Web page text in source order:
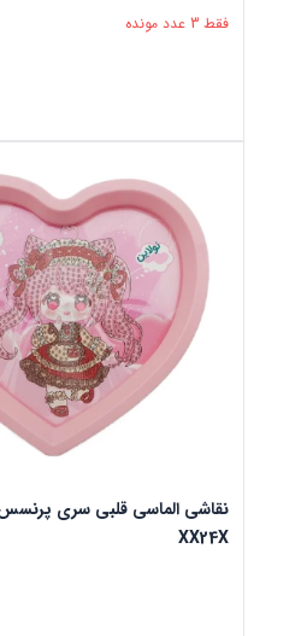
فقط 3 عدد مونده
XX24X